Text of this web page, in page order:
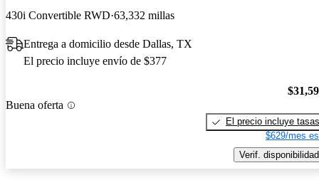
430i Convertible RWD 63,332 millas
Entrega a domicilio desde Dallas, TX
El precio incluye envío de $377
Buena oferta
El precio incluye tasas
$629/mes
Verif. disponibilidad